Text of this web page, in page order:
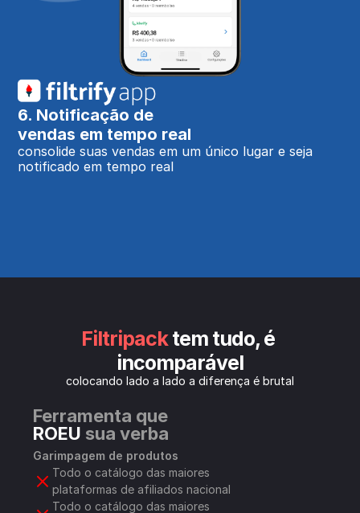
6. Notificação de
vendas em tempo real
consolide suas vendas em um único lugar e seja
notificado em tempo real
Filtripack tem tudo, é
incomparável
colocando lado a lado a diferença é brutal
Ferramenta que
ROEU sua verba
Garimpagem de produtos
Todo o catálogo das maiores
plataformas de afiliados nacional
Todo o catálogo das maiores